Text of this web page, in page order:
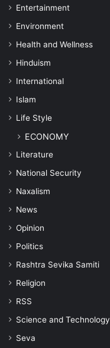
Entertainment
Environment
Health and Wellness
Hinduism
International
Islam
Life Style
ECONOMY
Literature
National Security
Naxalism
News
Opinion
Politics
Rashtra Sevika Samiti
Religion
RSS
Science and Technology
Seva